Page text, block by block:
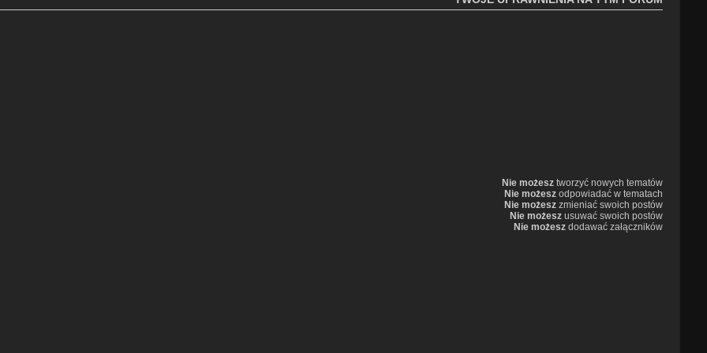
Nie możesz tworzyć nowych tematów
Nie możesz odpowiadać w tematach
Nie możesz zmieniać swoich postów
Nie możesz usuwać swoich postów
Nie możesz dodawać załączników